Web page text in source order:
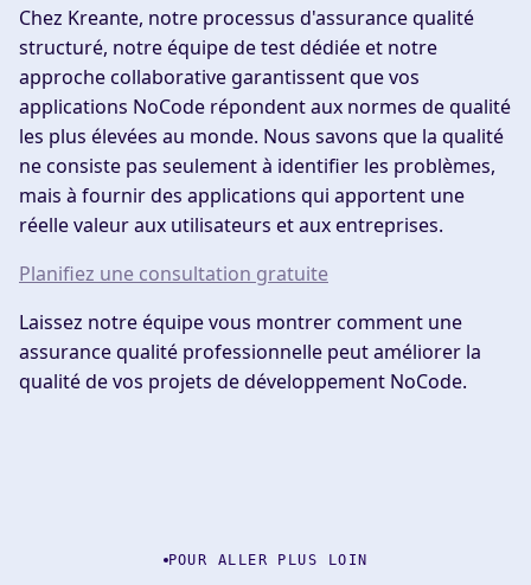
Chez Kreante, notre processus d'assurance qualité
structuré, notre équipe de test dédiée et notre
approche collaborative garantissent que vos
applications NoCode répondent aux normes de qualité
les plus élevées au monde. Nous savons que la qualité
ne consiste pas seulement à identifier les problèmes,
mais à fournir des applications qui apportent une
réelle valeur aux utilisateurs et aux entreprises.
Planifiez une consultation gratuite
Laissez notre équipe vous montrer comment une
assurance qualité professionnelle peut améliorer la
qualité de vos projets de développement NoCode.
POUR ALLER PLUS LOIN